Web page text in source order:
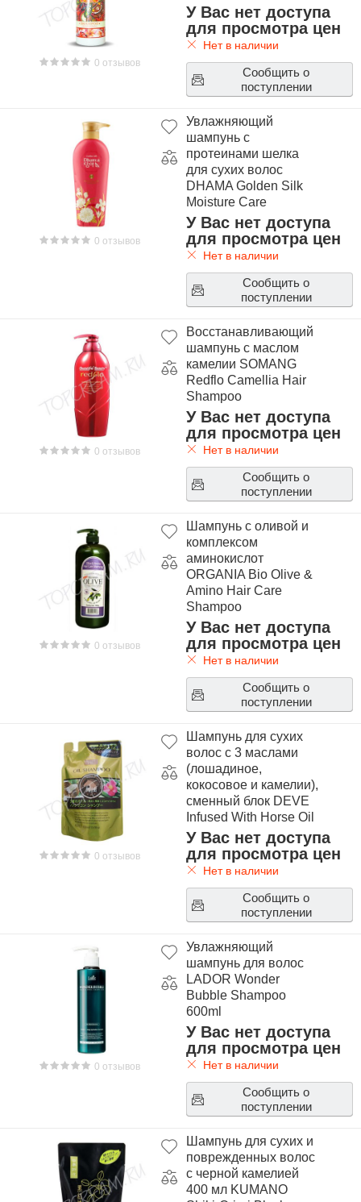
0 отзывов
У Вас нет доступа
для просмотра цен
Нет в наличии
Сообщить о
поступлении
0 отзывов
Увлажняющий
шампунь с
протеинами шелка
для сухих волос
DHAMA Golden Silk
Moisture Care
Shampoo
У Вас нет доступа
для просмотра цен
Нет в наличии
Сообщить о
поступлении
0 отзывов
Восстанавливающий
шампунь с маслом
камелии SOMANG
Redflo Camellia Hair
Shampoo
У Вас нет доступа
для просмотра цен
Нет в наличии
Сообщить о
поступлении
0 отзывов
Шампунь с оливой и
комплексом
аминокислот
ORGANIA Bio Olive &
Amino Hair Care
Shampoo
У Вас нет доступа
для просмотра цен
Нет в наличии
Сообщить о
поступлении
0 отзывов
Шампунь для сухих
волос с 3 маслами
(лошадиное,
кокосовое и камелии),
сменный блок DEVE
Infused With Horse Oil
Shampoo Refill
У Вас нет доступа
для просмотра цен
Нет в наличии
Сообщить о
поступлении
0 отзывов
Увлажняющий
шампунь для волос
LADOR Wonder
Bubble Shampoo
600ml
У Вас нет доступа
для просмотра цен
Нет в наличии
Сообщить о
поступлении
Шампунь для сухих и
поврежденных волос
с черной камелией
400 мл KUMANO